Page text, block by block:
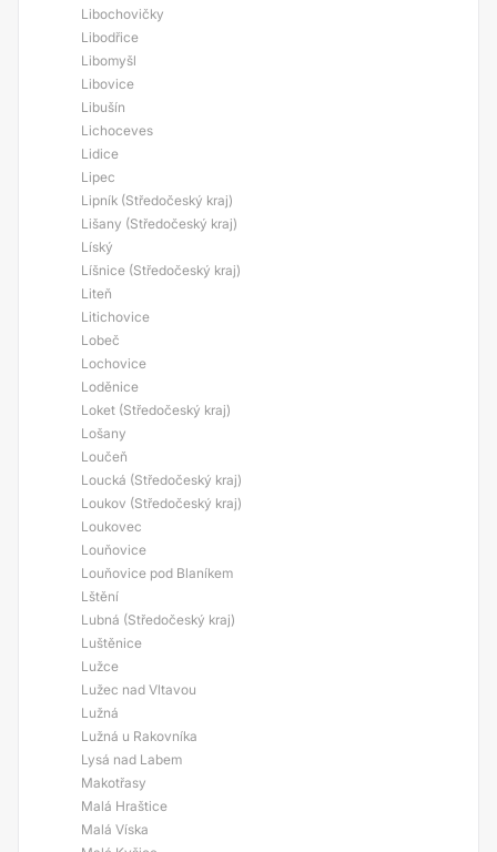
Libochovičky
Libodřice
Libomyšl
Libovice
Libušín
Lichoceves
Lidice
Lipec
Lipník (Středočeský kraj)
Lišany (Středočeský kraj)
Líský
Líšnice (Středočeský kraj)
Liteň
Litichovice
Lobeč
Lochovice
Loděnice
Loket (Středočeský kraj)
Lošany
Loučeň
Loucká (Středočeský kraj)
Loukov (Středočeský kraj)
Loukovec
Louňovice
Louňovice pod Blaníkem
Lštění
Lubná (Středočeský kraj)
Luštěnice
Lužce
Lužec nad Vltavou
Lužná
Lužná u Rakovníka
Lysá nad Labem
Makotřasy
Malá Hraštice
Malá Víska